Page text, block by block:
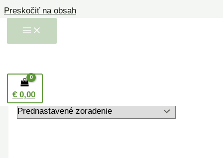
Preskočiť na obsah
€0,00
Domov
Zobrazený jediný výsledok